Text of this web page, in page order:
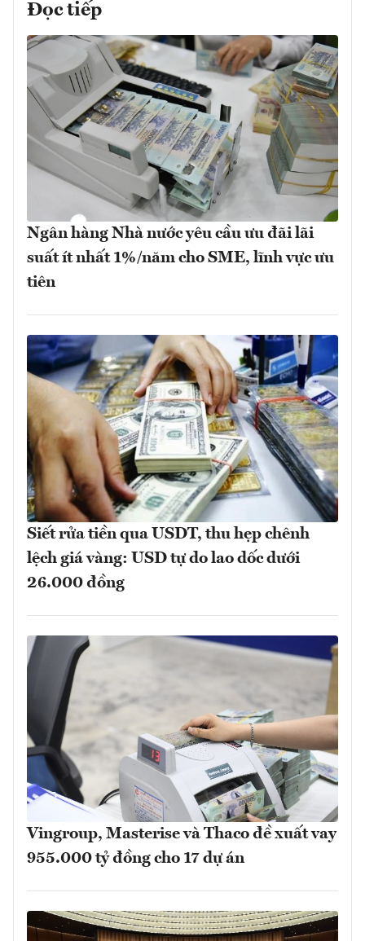
Đọc tiếp
Ngân hàng Nhà nước yêu cầu ưu đãi lãi
suất ít nhất 1%/năm cho SME, lĩnh vực ưu
tiên
Siết rửa tiền qua USDT, thu hẹp chênh
lệch giá vàng: USD tự do lao dốc dưới
26.000 đồng
Vingroup, Masterise và Thaco đề xuất vay
955.000 tỷ đồng cho 17 dự án